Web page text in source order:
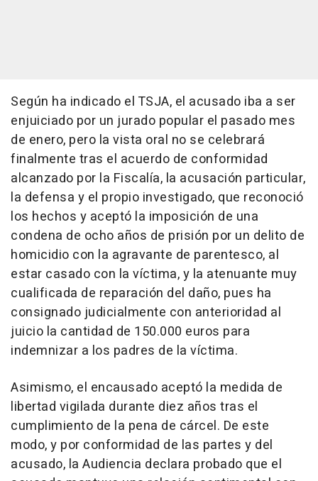
Según ha indicado el TSJA, el acusado iba a ser
enjuiciado por un jurado popular el pasado mes
de enero, pero la vista oral no se celebrará
finalmente tras el acuerdo de conformidad
alcanzado por la Fiscalía, la acusación particular,
la defensa y el propio investigado, que reconoció
los hechos y aceptó la imposición de una
condena de ocho años de prisión por un delito de
homicidio con la agravante de parentesco, al
estar casado con la víctima, y la atenuante muy
cualificada de reparación del daño, pues ha
consignado judicialmente con anterioridad al
juicio la cantidad de 150.000 euros para
indemnizar a los padres de la víctima.
Asimismo, el encausado aceptó la medida de
libertad vigilada durante diez años tras el
cumplimiento de la pena de cárcel. De este
modo, y por conformidad de las partes y del
acusado, la Audiencia declara probado que el